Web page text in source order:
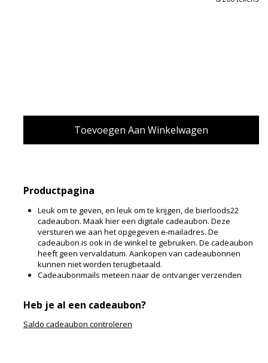
Productpagina
Leuk om te geven, en leuk om te krijgen, de bierloods22
cadeaubon. Maak hier een digitale cadeaubon. Deze
versturen we aan het opgegeven e-mailadres. De
cadeaubon is ook in de winkel te gebruiken. De cadeaubon
heeft geen vervaldatum. Aankopen van cadeaubonnen
kunnen niet worden terugbetaald.
Cadeaubonmails meteen naar de ontvanger verzenden
Heb je al een cadeaubon?
Saldo cadeaubon controleren